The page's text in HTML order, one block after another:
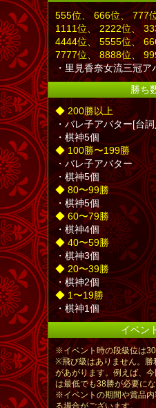
555位、 666位、 777
1111位、 2222位、
4444位、 5555位、
7777位、 8888位、
・里見香奈女流三冠ア
勝ち
◆ 200勝以上
・バレ子アバター[台
・棋神5個
◆ 100勝〜199勝
・バレ子アバター
・棋神5個
◆ 80〜99勝
・棋神5個
◆ 60〜79勝
・棋神4個
◆ 40〜59勝
・棋神3個
◆ 20〜39勝
・棋神2個
◆ 1〜19勝
・棋神1個
イベン
※イベント時の段級位は
※飛び級はありません。勝
があがります。例えば、
は最低でも38勝が必要にな
※イベントの期間や賞品
る場合がございます。